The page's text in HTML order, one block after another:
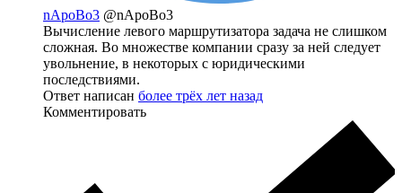
nApoBo3 @nApoBo3
Вычисление левого маршрутизатора задача не слишком
сложная. Во множестве компании сразу за ней следует
увольнение, в некоторых с юридическими
последствиями.
Ответ написан более трёх лет назад
Комментировать